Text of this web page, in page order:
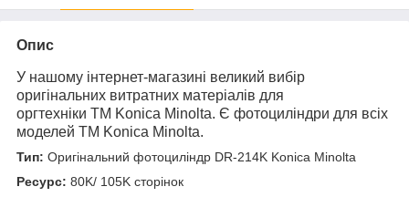
Опис
У нашому інтернет-магазині великий вибір
оригінальних витратних матеріалів для
оргтехніки TM Konica Minolta. Є фотоциліндри для всіх
моделей TM Konica Minolta.
Тип: Оригінальний фотоциліндр DR-214K Konica Minolta
Ресурс: 80K/ 105K сторінок